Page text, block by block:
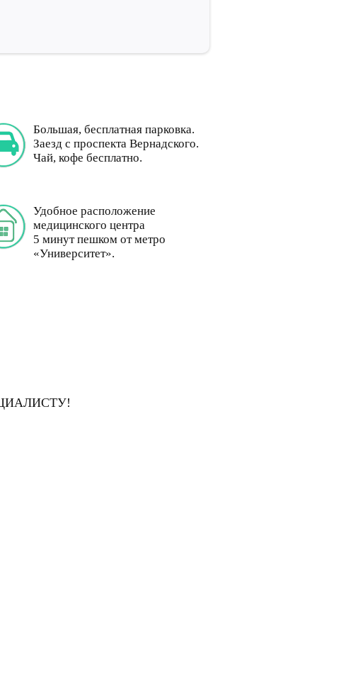
Большая, бесплатная парковка.
Заезд с проспекта Вернадского.
Чай, кофе бесплатно.
Удобное расположение
медицинского центра
5 минут пешком от метро
«Университет».